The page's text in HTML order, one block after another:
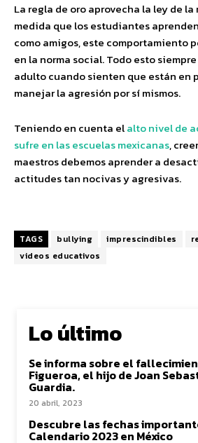
La regla de oro aprovecha la ley de
medida que los estudiantes
como amigos, este comportamiento
en la norma social. Todo esto
adulto cuando sienten que están en
manejar la agresión por sí mismos.
Teniendo en cuenta elalto nivel de
sufre en las escuelas mexicanas,
maestros debemos aprender a
actitudes tan nocivas y agresivas.
TAGS bullying imprescindibles
videos educativos
Lo último
Se informa sobre el
Figueroa, el hijo de Joan
Guardia.
20 abril, 2023
Descubre las fechas
Calendario 2023 en México